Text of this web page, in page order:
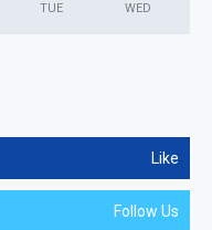
TUE WED
Like
Follow Us